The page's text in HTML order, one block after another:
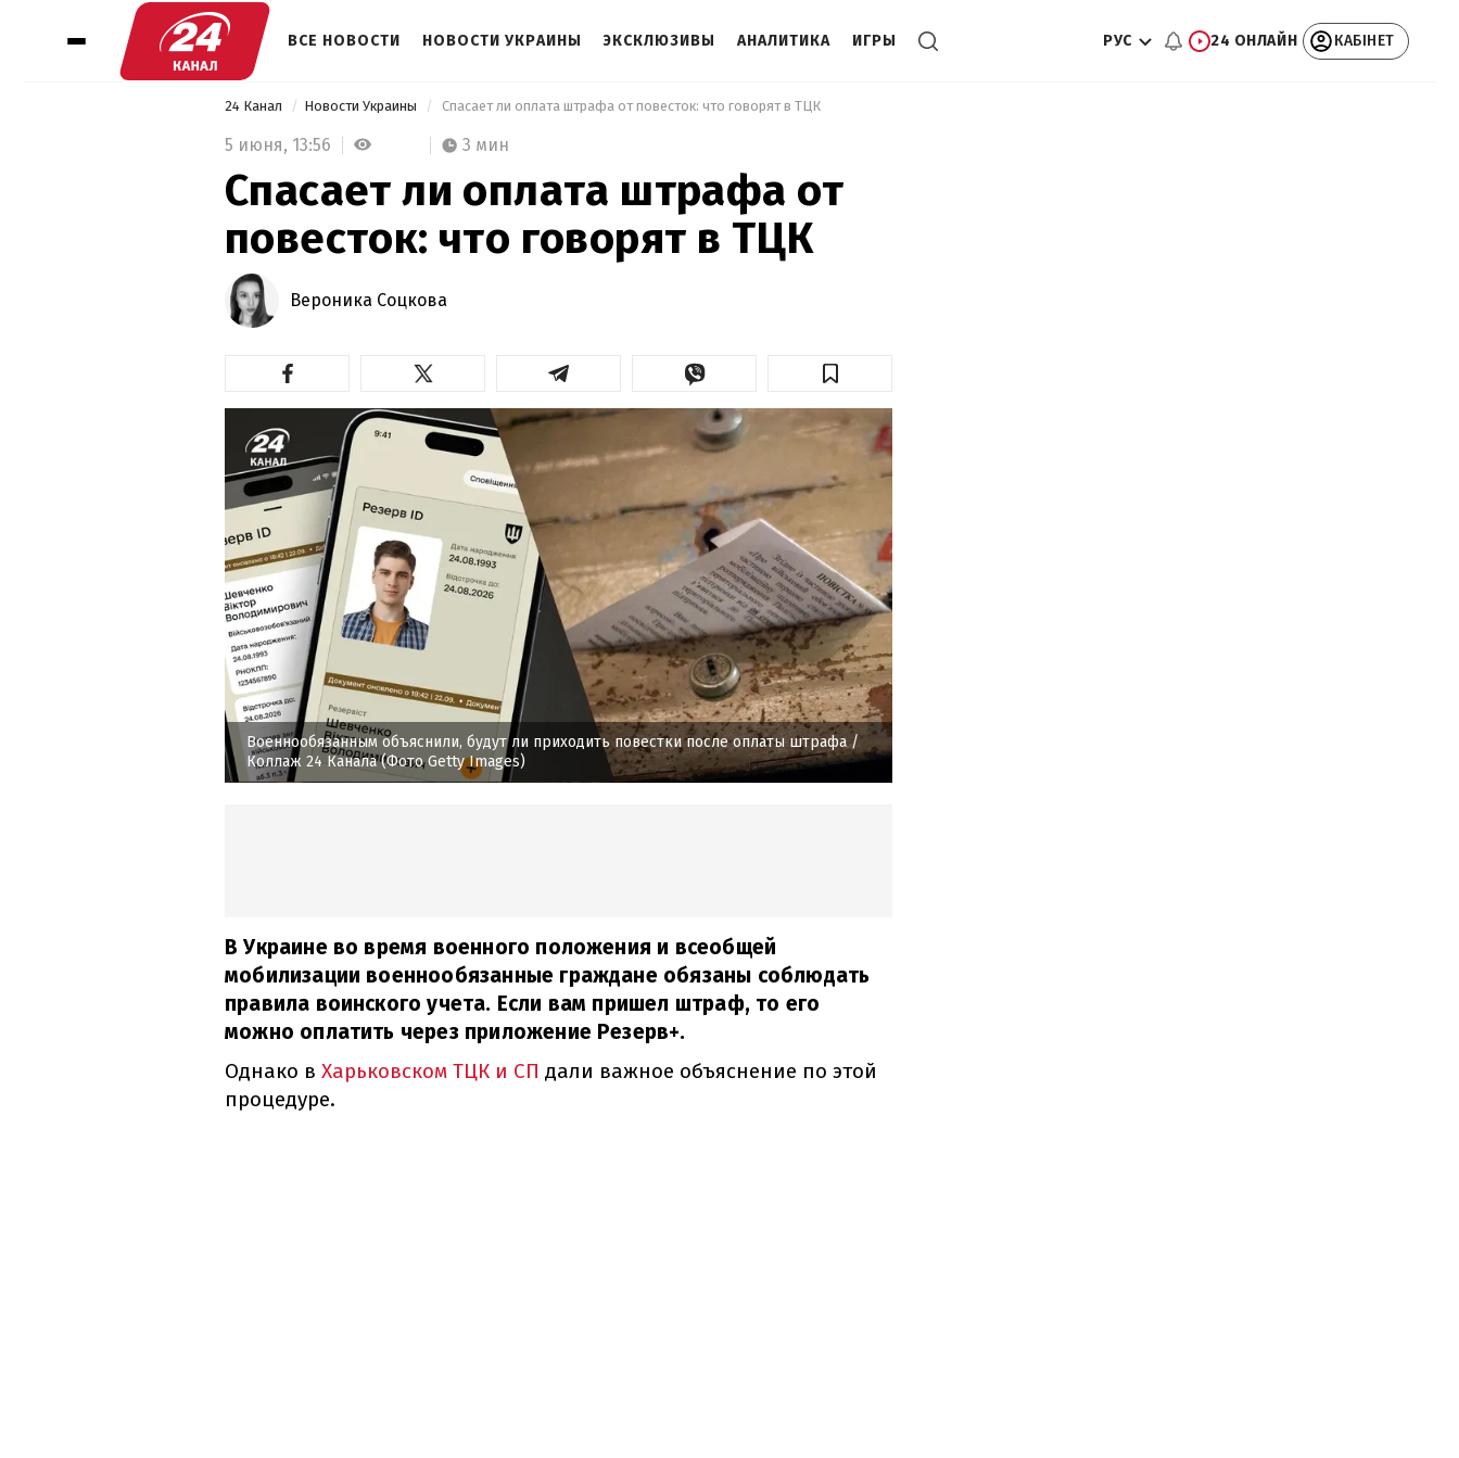
ВСЕ НОВОСТИ НОВОСТИ УКРАИНЫ ЭКСКЛЮЗИВЫ АНАЛИТИКА ИГРЫ РУС 24 ОНЛАЙН КАБІНЕТ
24 Канал Новости Украины Спасает ли оплата штрафа от повесток: что говорят в ТЦК
5 июня, 13:56 3 мин
Спасает ли оплата штрафа от
повесток: что говорят в ТЦК
Вероника Соцкова
Военнообязанным объяснили, будут ли приходить повестки после оплаты штрафа/
Коллаж 24 Канала (Фото Getty Images)
В Украине во время военного положения и всеобщей
мобилизации военнообязанные граждане обязаны соблюдать
правила воинского учета. Если вам пришел штраф, то его
можно оплатить через приложение Резерв+.
Однако в Харьковском ТЦК и СП дали важное объяснение по этой
процедуре.